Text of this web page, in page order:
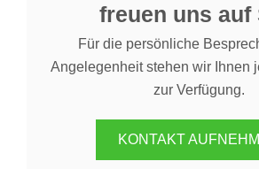
freuen uns auf
Für die persönliche
Angelegenheit stehen wir Ihnen
zur Verfügung.
KONTAKT